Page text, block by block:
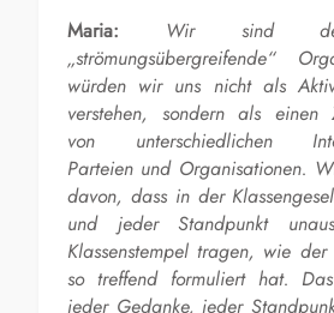
Maria: Wir sind
„strömungsübergreifende“
würden wir uns nicht als
verstehen, sondern als einen
von unterschiedlichen
Parteien und Organisationen.
davon, dass in der
und jeder Standpunkt
Klassenstempel tragen, wie
so treffend formuliert hat.
jeder Gedanke, jeder